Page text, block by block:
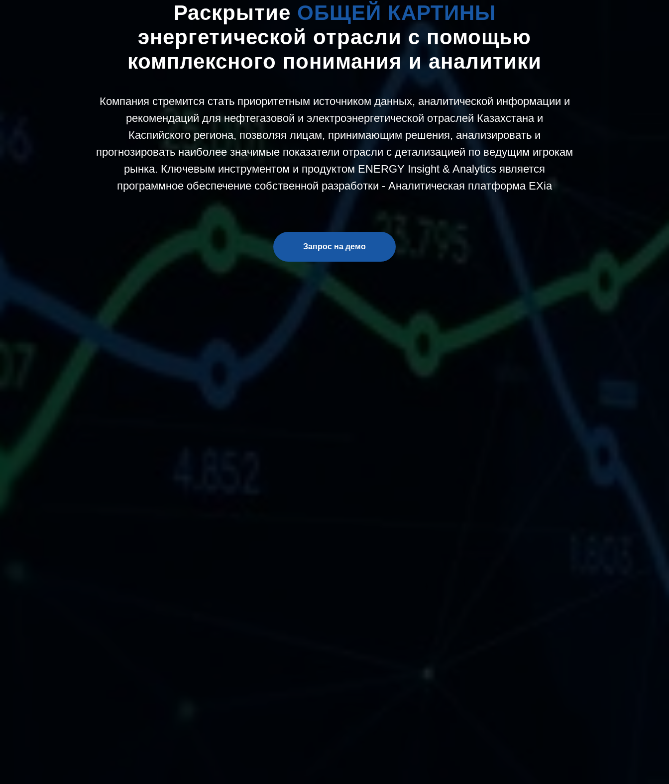
Раскрытие ОБЩЕЙ КАРТИНЫ
энергетической отрасли с помощью
комплексного понимания и аналитики
Компания стремится стать приоритетным источником данных, аналитической информации и
рекомендаций для нефтегазовой и электроэнергетической отраслей Казахстана и
Каспийского региона, позволяя лицам, принимающим решения, анализировать и
прогнозировать наиболее значимые показатели отрасли с детализацией по ведущим игрокам
рынка. Ключевым инструментом и продуктом ENERGY Insight & Analytics является
программное обеспечение собственной разработки - Аналитическая платформа EXia
Запрос на демо